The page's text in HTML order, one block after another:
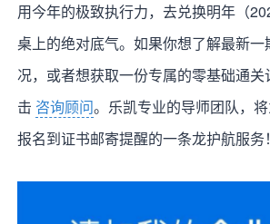
用今年的极致执行力，去兑换明年（
桌上的绝对底气。如果你想了解最新
况，或者想获取一份专属的零基础通
击 咨询顾问。乐凯专业的导师团队，
报名到证书邮寄提醒的一条龙护航服务！